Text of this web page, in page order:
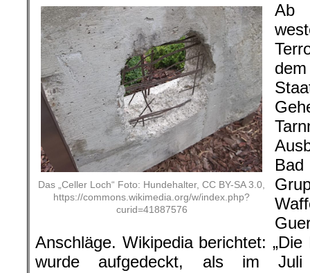
Das „Celler Loch“ Foto: Hundehalter, CC BY-SA 3.0,
https://commons.wikimedia.org/w/index.php?
curid=41887576
Ab
Anschläge. Wikipedia berichtet:
wurde aufgedeckt, als im